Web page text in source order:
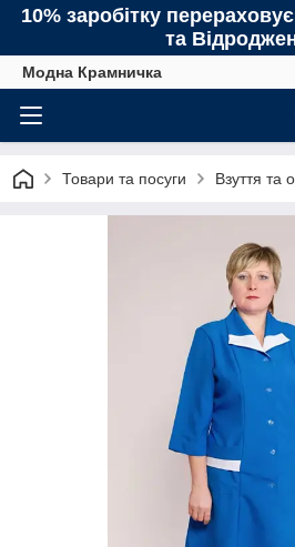
10% заробітку
та
Модна Крамничка
Товари та посуги Взуття та